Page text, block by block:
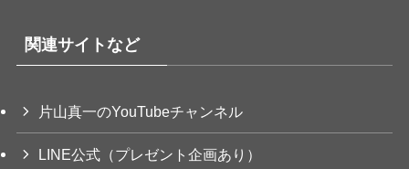
関連サイトなど
片山真一のYouTubeチャンネル
LINE公式（プレゼント企画あり）